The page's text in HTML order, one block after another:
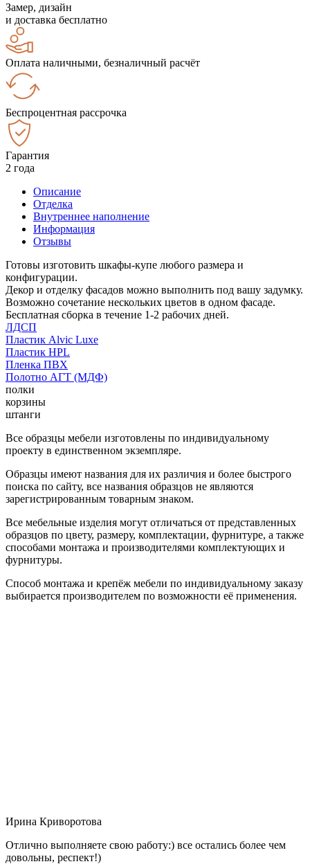
Замер, дизайн
и доставка бесплатно
Оплата наличными, безналичный расчёт
Беспроцентная рассрочка
Гарантия
2 года
Описание
Отделка
Внутреннее наполнение
Информация
Отзывы
Готовы изготовить шкафы-купе любого размера и
конфигурации.
Декор и отделку фасадов можно выполнить под вашу задумку.
Возможно сочетание нескольких цветов в одном фасаде.
Бесплатная сборка в течение 1-2 рабочих дней.
ЛДСП
Пластик Alvic Luxe
Пластик HPL
Пленка ПВХ
Полотно АГТ (МДФ)
полки
корзины
штанги
Все образцы мебели изготовлены по индивидуальному
проекту в единственном экземпляре.
Образцы имеют названия для их различия и более быстрого
поиска по сайту, все названия образцов не являются
зарегистрированным товарным знаком.
Все мебельные изделия могут отличаться от представленных
образцов по цвету, размеру, комплектации, фурнитуре, а также
способами монтажа и производителями комплектующих и
фурнитуры.
Способ монтажа и крепёж мебели по индивидуальному заказу
выбирается производителем по возможности её применения.
Ирина Криворотова
Отлично выполняете свою работу:) все остались более чем
довольны, респект!)